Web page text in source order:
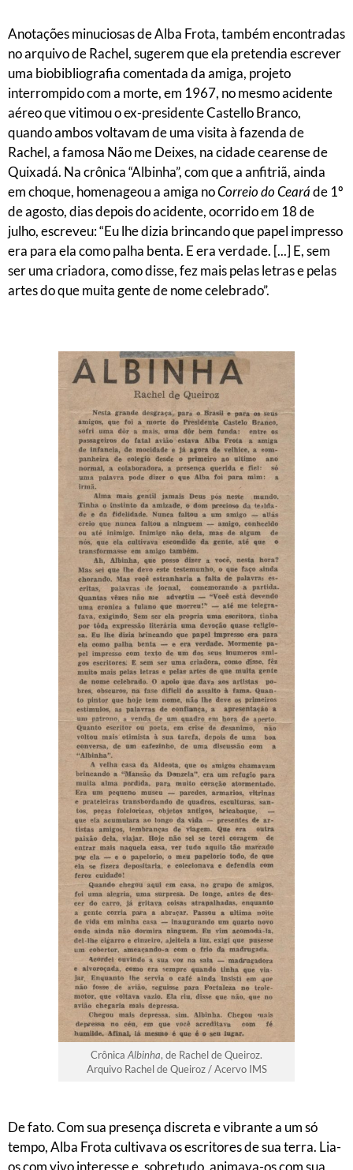
Anotações minuciosas de Alba Frota, também encontradas
no arquivo de Rachel, sugerem que ela pretendia escrever
uma biobibliografia comentada da amiga, projeto
interrompido com a morte, em 1967, no mesmo acidente
aéreo que vitimou o ex-presidente Castello Branco,
quando ambos voltavam de uma visita à fazenda de
Rachel, a famosa Não me Deixes, na cidade cearense de
Quixadá. Na crônica “Albinha”, com que a anfitriã, ainda
em choque, homenageou a amiga noCorreio do Cearáde 1º
de agosto, dias depois do acidente, ocorrido em 18 de
julho, escreveu: “Eu lhe dizia brincando que papel impresso
era para ela como palha benta. E era verdade. [...] E, sem
ser uma criadora, como disse, fez mais pelas letras e pelas
artes do que muita gente de nome celebrado”.
Crônica Albinha, de Rachel de Queiroz.
Arquivo Rachel de Queiroz / Acervo IMS
De fato. Com sua presença discreta e vibrante a um só
tempo, Alba Frota cultivava os escritores de sua terra. Lia-
os com vivo interesse e, sobretudo, animava-os com sua